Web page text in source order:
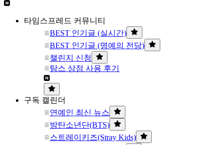
타임스프레드 커뮤니티
BEST 인기글 (실시간)
BEST 인기글 (명예의 전당)
챌린지 신청
탐스 상점 사용 후기
구독 캘린더
연예인 최신 뉴스
방탄소년단(BTS)
스트레이키즈(Stray Kids)